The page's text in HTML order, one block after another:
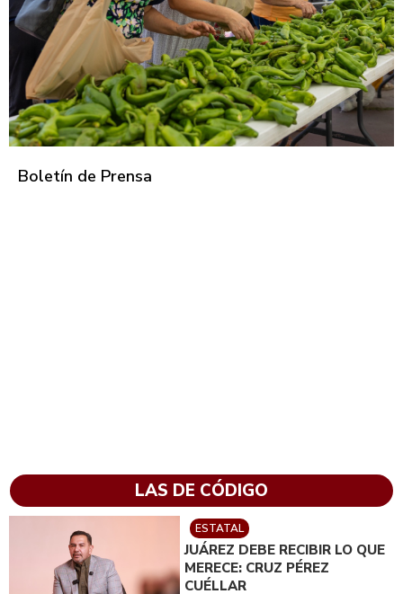
Boletín de Prensa
LAS DE CÓDIGO
ESTATAL
JUÁREZ DEBE RECIBIR LO QUE
MERECE: CRUZ PÉREZ
CUÉLLAR